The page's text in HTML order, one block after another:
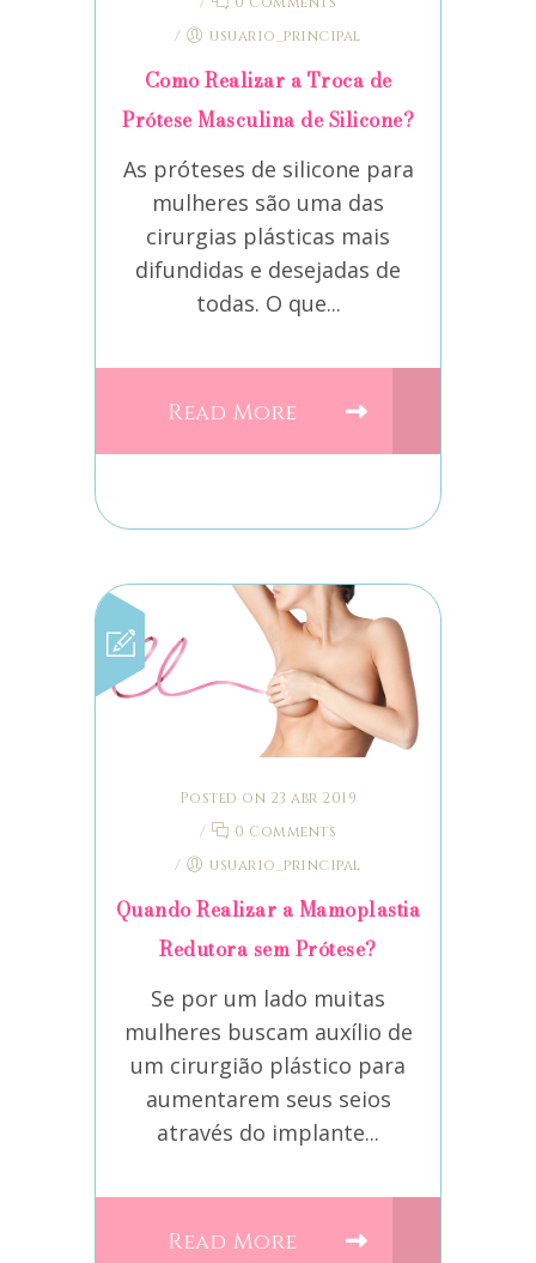
/
usuario_principal
Como Realizar a Troca de
Prótese Masculina de Silicone?
As próteses de silicone para
mulheres são uma das
cirurgias plásticas mais
difundidas e desejadas de
todas. O que...
Read More
Posted on 23 abr 2019
/
0 Comments
/
usuario_principal
Quando Realizar a Mamoplastia
Redutora sem Prótese?
Se por um lado muitas
mulheres buscam auxílio de
um cirurgião plástico para
aumentarem seus seios
através do implante...
Read More